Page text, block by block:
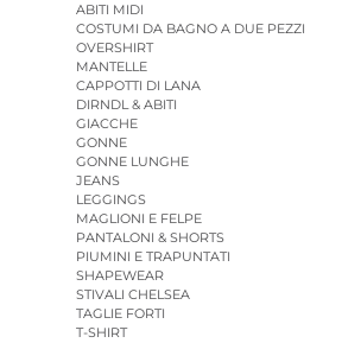
ABITI MIDI
COSTUMI DA BAGNO A DUE PEZZI
OVERSHIRT
MANTELLE
CAPPOTTI DI LANA
DIRNDL & ABITI
GIACCHE
GONNE
GONNE LUNGHE
JEANS
LEGGINGS
MAGLIONI E FELPE
PANTALONI & SHORTS
PIUMINI E TRAPUNTATI
SHAPEWEAR
STIVALI CHELSEA
TAGLIE FORTI
T-SHIRT